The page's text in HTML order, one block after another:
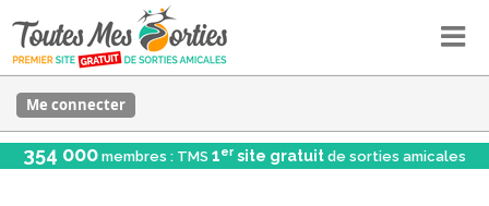
Me connecter
354 000 membres : TMS 1er site gratuit de sorties amicales